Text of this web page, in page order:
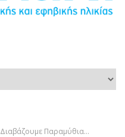
Διαβάζουμε Παραμύθια…